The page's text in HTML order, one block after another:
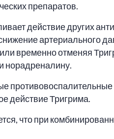
препаратов.
действие других
артериального
временно отменяя
норадреналину.
противовоспалительные
действие Тригрима.
что при